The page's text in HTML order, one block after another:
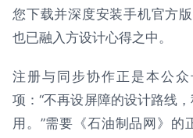
您下载并深度安装手机官方
也已融入方设计心得之中。
注册与同步协作正是本公
项：“不再设屏障的设计路线
用。”需要《石油制品网》的